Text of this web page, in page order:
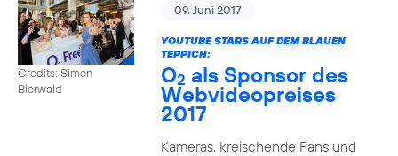
Credits: Simon
Bierwald
09. Juni 2017
YOUTUBE STARS AUF DEM BLAUEN
TEPPICH:
O2 als Sponsor des
Webvideopreises
2017
Kameras, kreischende Fans und